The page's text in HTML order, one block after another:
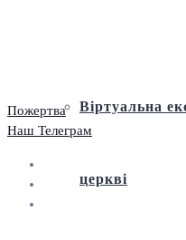
Віртуальна
церкві
Пожертва
Наш Телеграм